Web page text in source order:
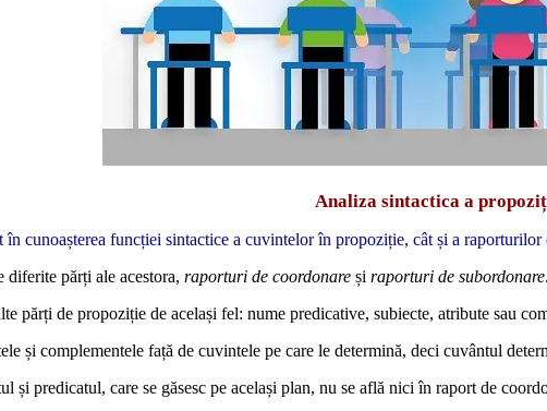
Analiza sintactica a
în cunoașterea funcției sintactice a cuvintelor în propoziție, cât și a
diferite părți ale acestora, raporturi de coordonare și raporturi de subordonare.
părți de propoziție de același fel: nume predicative, subiecte, atribute sau
și complementele față de cuvintele pe care le determină, deci cuvântul
și predicatul, care se găsesc pe același plan, nu se află nici în raport de